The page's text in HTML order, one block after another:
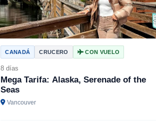
CANADÁ CRUCERO CON VUELO
8 días
Mega Tarifa: Alaska, Serenade of the
Seas
Vancouver